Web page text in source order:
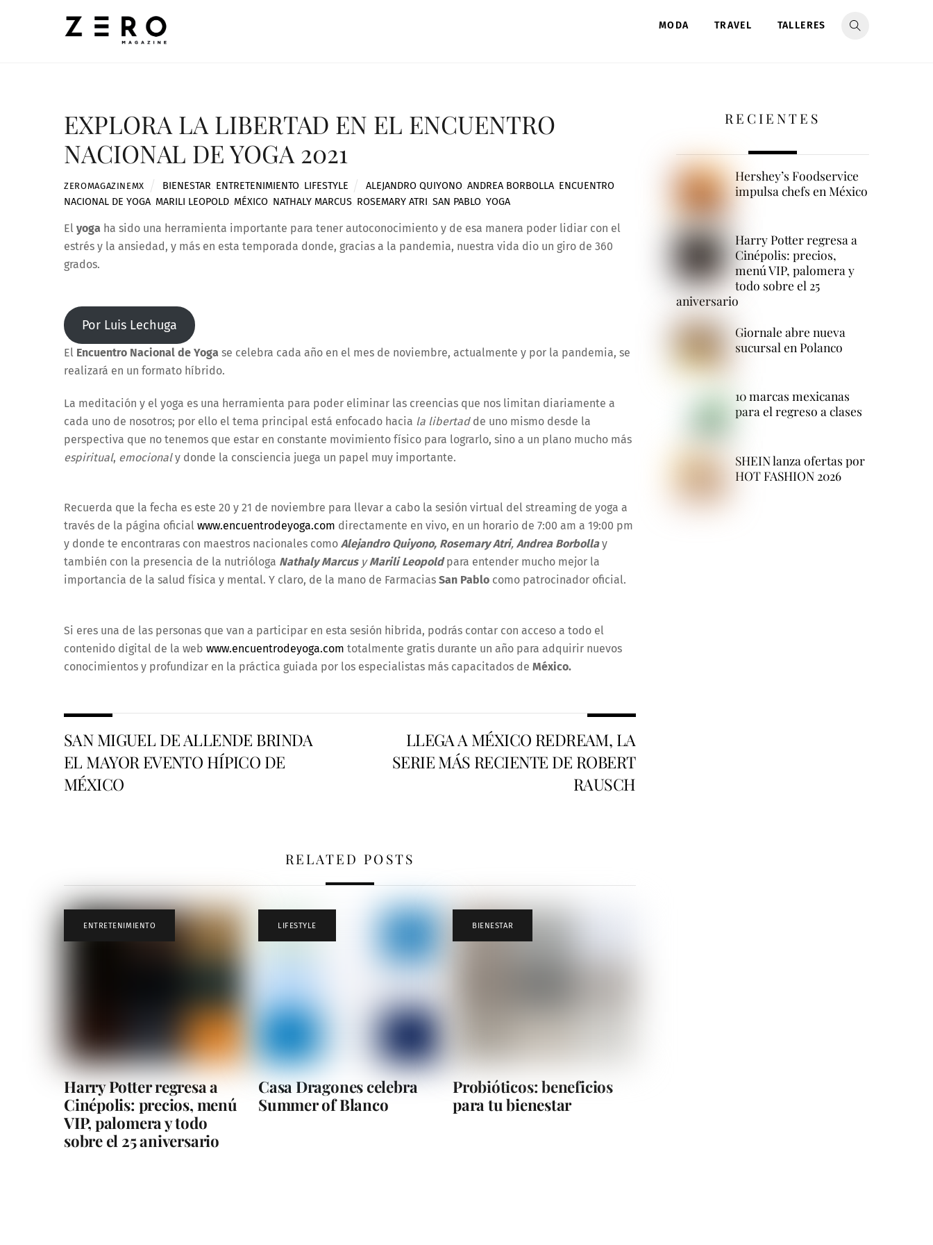
MODA TRAVEL TALLERES
EXPLORA LA LIBERTAD EN EL ENCUENTRO
NACIONAL DE YOGA 2021
ZEROMAGAZINEMX BIENESTAR ENTRETENIMIENTO, LIFESTYLE ALEJANDRO QUIYONO, ANDREA BORBOLLA, ENCUENTRO
NACIONAL DE YOGA MARILI LEOPOLD MÉXICO NATHALY MARCUS ROSEMARY ATRI SAN PABLO YOGA
El yoga ha sido una herramienta importante para tener autoconocimiento y de esa manera poder lidiar con el
estrés y la ansiedad, y más en esta temporada donde, gracias a la pandemia, nuestra vida dio un giro de 360
grados.
Por Luis Lechuga
El Encuentro Nacional de Yoga se celebra cada año en el mes de noviembre, actualmente y por la pandemia, se
realizará en un formato híbrido.
La meditación y el yoga es una herramienta para poder eliminar las creencias que nos limitan diariamente a
cada uno de nosotros; por ello el tema principal está enfocado hacia la libertadde uno mismo desde la
perspectiva que no tenemos que estar en constante movimiento físico para lograrlo, sino a un plano mucho más
espiritual, emocionaly donde la consciencia juega un papel muy importante.
Recuerda que la fecha es este 20 y 21 de noviembre para llevar a cabo la sesión virtual del streaming de yoga a
través de la página oficial www.encuentrodeyoga.com directamente en vivo, en un horario de 7:00 am a 19:00 pm
y donde te encontraras con maestros nacionales como Alejandro Quiyono, Rosemary Atri, Andrea Borbolla y
también con la presencia de la nutrióloga Nathaly Marcus yMarili Leopold para entender mucho mejor la
importancia de la salud física y mental. Y claro, de la mano de Farmacias San Pablo como patrocinador oficial.
Si eres una de las personas que van a participar en esta sesión hibrida, podrás contar con acceso a todo el
contenido digital de la web www.encuentrodeyoga.com totalmente gratis durante un año para adquirir nuevos
conocimientos y profundizar en la práctica guiada por los especialistas más capacitados de México.
SAN MIGUEL DE ALLENDE BRINDA
EL MAYOR EVENTO HÍPICO DE
MÉXICO
LLEGA A MÉXICO REDREAM, LA
SERIE MÁS RECIENTE DE ROBERT
RAUSCH
RELATED POSTS
ENTRETENIMIENTO
Harry Potter regresa a
Cinépolis: precios, menú
VIP, palomera y todo
sobre el 25 aniversario
LIFESTYLE
Casa Dragones celebra
Summer of Blanco
BIENESTAR
Probióticos: beneficios
para tu bienestar
RECIENTES
Hershey’s Foodservice
impulsa chefs en México
Harry Potter regresa a
Cinépolis: precios,
menú VIP, palomera y
todo sobre el 25
aniversario
Giornale abre nueva
sucursal en Polanco
10 marcas mexicanas
para el regreso a clases
SHEIN lanza ofertas por
HOT FASHION 2026